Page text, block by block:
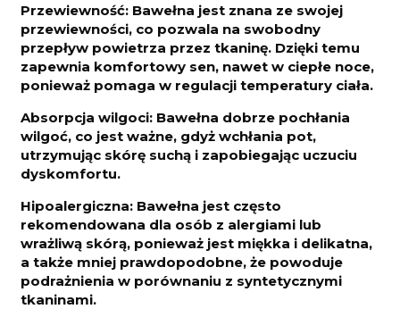
Przewiewność: Bawełna jest znana ze swojej
przewiewności, co pozwala na swobodny
przepływ powietrza przez tkaninę. Dzięki temu
zapewnia komfortowy sen, nawet w ciepłe noce,
ponieważ pomaga w regulacji temperatury ciała.
Absorpcja wilgoci: Bawełna dobrze pochłania
wilgoć, co jest ważne, gdyż wchłania pot,
utrzymując skórę suchą i zapobiegając uczuciu
dyskomfortu.
Hipoalergiczna: Bawełna jest często
rekomendowana dla osób z alergiami lub
wrażliwą skórą, ponieważ jest miękka i delikatna,
a także mniej prawdopodobne, że powoduje
podrażnienia w porównaniu z syntetycznymi
tkaninami.